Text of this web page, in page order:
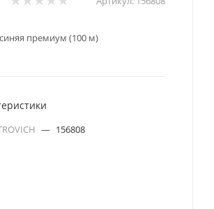
премиум (100 м)
— 156808